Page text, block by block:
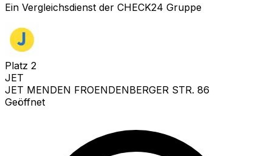
Ein Vergleichsdienst der CHECK24 Gruppe
Platz 2
JET
JET MENDEN FROENDENBERGER STR. 86
Geöffnet